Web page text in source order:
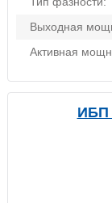
Выходная
Активная
ИБП